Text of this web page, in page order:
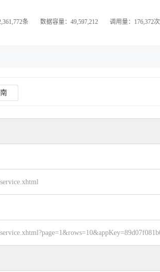
条 数据容量：49,597,212 调用量：176,372次